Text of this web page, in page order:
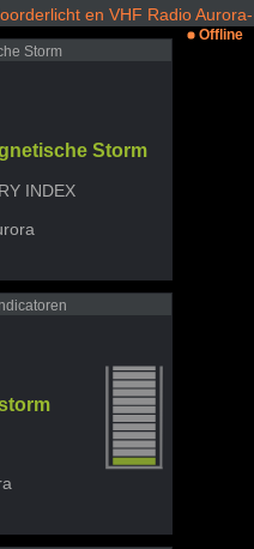
en VHF Radio Aurora-
Offline
Storm
Storm
INDEX